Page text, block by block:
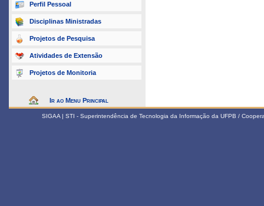
Perfil Pessoal
Disciplinas Ministradas
Projetos de Pesquisa
Atividades de Extensão
Projetos de Monitoria
Ir ao Menu Principal
SIGAA | STI - Superintendência de Tecnologia da Informação da UFPB /